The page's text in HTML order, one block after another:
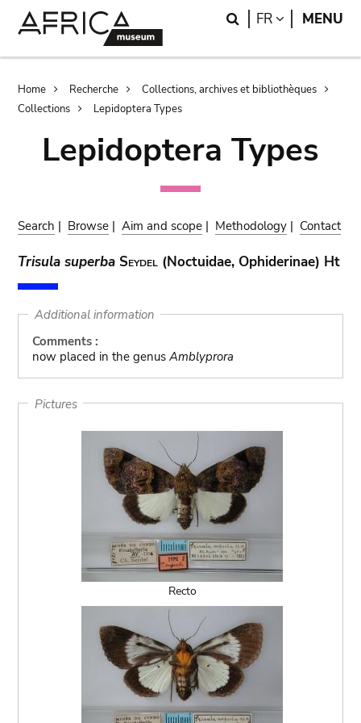
Search
FR LANGUAGE
MENU
Breadcrumb
Home Recherche
Collections, archives et bibliothèques
Collections
Lepidoptera Types
Lepidoptera Types
Search | Browse |Aim and scope | Methodology | Contact
Trisula superba Seydel (Noctuidae, Ophiderinae) Ht
Additional information
Comments :
now placed in the genus Amblyprora
Pictures
Recto